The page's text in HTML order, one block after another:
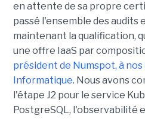
en attente de sa propre
passé l'ensemble des audits
maintenant la qualification,
une offre IaaS par
président de Numspot, à
Informatique. Nous avons
l'étape J2 pour le service
PostgreSQL, l'observabilité